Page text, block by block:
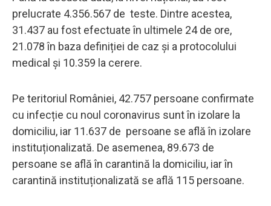
prelucrate 4.356.567 de teste. Dintre acestea,
31.437 au fost efectuate în ultimele 24 de ore,
21.078 în baza definiției de caz și a protocolului
medical și 10.359 la cerere.
Pe teritoriul României, 42.757 persoane confirmate
cu infecție cu noul coronavirus sunt în izolare la
domiciliu, iar 11.637 de persoane se află în izolare
instituționalizată. De asemenea, 89.673 de
persoane se află în carantină la domiciliu, iar în
carantină instituționalizată se află 115 persoane.